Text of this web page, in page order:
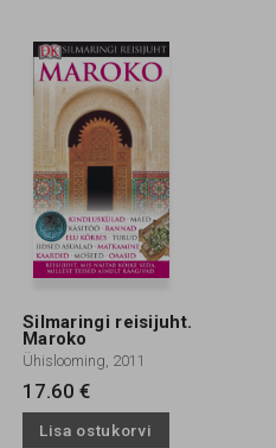
Silmaringi reisijuht.
Maroko
Ühislooming, 2011
17.60 €
Lisa ostukorvi